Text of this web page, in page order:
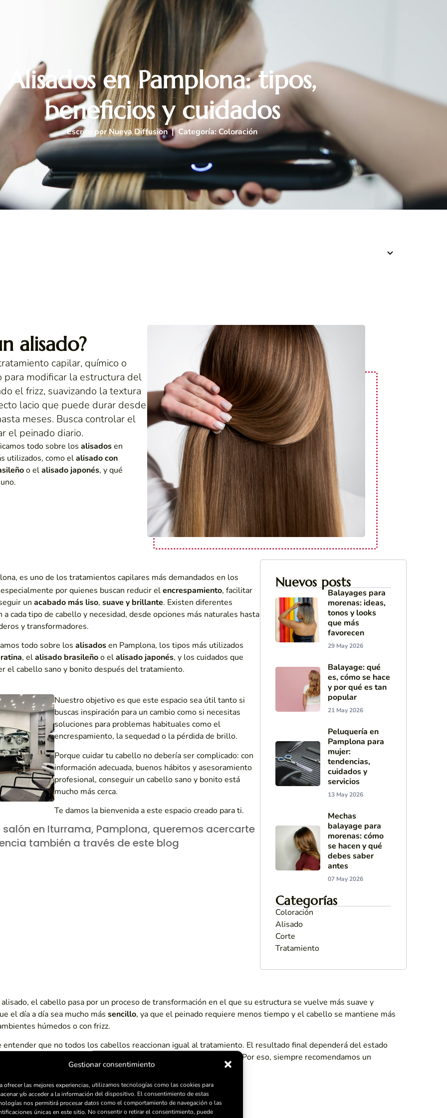
Gestionar consentimiento
ofrecer las mejores experiencias, utilizamos tecnologías como las cookies para
y/o acceder a la información del dispositivo. El consentimiento de estas
nos permitirá procesar datos como el comportamiento de navegación o las
únicas en este sitio. No consentir o retirar el consentimiento, puede
Alisados en Pamplona: tipos,
beneficios y cuidados
Escrito porNueva Diffusion| Categoría:Coloración
alisado?
capilar, químico o
para modificar la estructura del
el frizz, suavizando la textura
lacio que puede durar desde
meses. Busca controlar el
el peinado diario.
todo sobre losalisadosen
utilizados, como elalisado con
o elalisado japonés, y qué
es uno de los tratamientos capilares más demandados en los
por quienes buscan reducir elencrespamiento, facilitar
unacabado más liso,suave y brillante. Existen diferentes
a cada tipo de cabello y necesidad, desde opciones más naturales hasta
y transformadores.
todo sobre losalisadosen Pamplona, los tipos más utilizados
, elalisado brasileñoo elalisado japonés, y los cuidados que
el cabello sano y bonito después del tratamiento.
Nuestro objetivo es que este espacio sea útil tanto si
buscas inspiración para un cambio como si necesitas
soluciones para problemas habituales como el
encrespamiento, la sequedad o la pérdida de brillo.
Porque cuidar tu cabello no debería ser complicado: con
información adecuada, buenos hábitos y asesoramiento
profesional, conseguir un cabello sano y bonito está
mucho más cerca.
Te damos la bienvenida a este espacio creado para ti.
salón en Iturrama, Pamplona, queremos acercarte
también a través de este blog
Nuevos posts
Balayages para
morenas: ideas,
tonos y looks
que más
favorecen
29 May 2026
Balayage: qué
es, cómo se hace
y por qué es tan
popular
21 May 2026
Peluquería en
Pamplona para
mujer:
tendencias,
cuidados y
servicios
13 May 2026
Mechas
balayage para
morenas: cómo
se hacen y qué
debes saber
antes
07 May 2026
Categorías
Coloración
Alisado
Corte
Tratamiento
el cabello pasa por un proceso de transformación en el que su estructura se vuelve más suave y
el día a día sea mucho mássencillo, ya que el peinado requiere menos tiempo y el cabello se mantiene más
húmedos o con frizz.
que no todos los cabellos reaccionan igual al tratamiento. El resultado final dependerá del estado
nivel de daño y de los cuidados que se sigan después del servicio. Por eso, siempre recomendamos un
adaptar el tratamiento a cada persona.